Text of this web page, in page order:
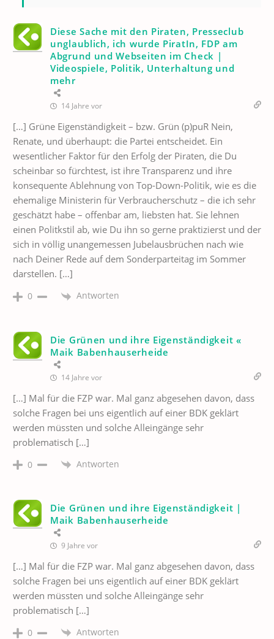
Diese Sache mit den Piraten, Presseclub
unglaublich, ich wurde PiratIn, FDP am
Abgrund und Webseiten im Check |
Videospiele, Politik, Unterhaltung und
mehr
14 Jahre vor
[…] Grüne Eigenständigkeit – bzw. Grün (p)puR Nein,
Renate, und überhaupt: die Partei entscheidet. Ein
wesentlicher Faktor für den Erfolg der Piraten, die Du
scheinbar so fürchtest, ist ihre Transparenz und ihre
konsequente Ablehnung von Top-Down-Politik, wie es die
ehemalige Ministerin für Verbraucherschutz – die ich sehr
geschätzt habe – offenbar am, liebsten hat. Sie lehnen
einen Politkstil ab, wie Du ihn so gerne praktizierst und der
sich in völlig unangemessen Jubelausbrüchen nach wie
nach Deiner Rede auf dem Sonderparteitag im Sommer
darstellen. […]
0 Antworten
Die Grünen und ihre Eigenständigkeit «
Maik Babenhauserheide
14 Jahre vor
[…] Mal für die FZP war. Mal ganz abgesehen davon, dass
solche Fragen bei uns eigentlich auf einer BDK geklärt
werden müssten und solche Alleingänge sehr
problematisch […]
0 Antworten
Die Grünen und ihre Eigenständigkeit |
Maik Babenhauserheide
9 Jahre vor
[…] Mal für die FZP war. Mal ganz abgesehen davon, dass
solche Fragen bei uns eigentlich auf einer BDK geklärt
werden müssten und solche Alleingänge sehr
problematisch […]
0 Antworten